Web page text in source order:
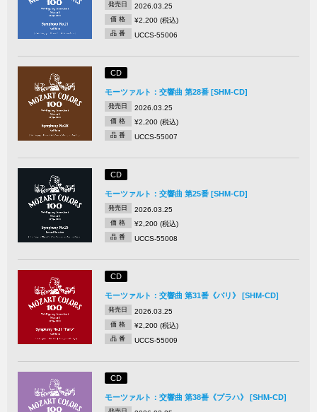
発売日 2026.03.25
価 格 ¥2,200 (税込)
品 番 UCCS-55006
CD
モーツァルト：交響曲 第28番 [SHM-CD]
発売日 2026.03.25
価 格 ¥2,200 (税込)
品 番 UCCS-55007
CD
モーツァルト：交響曲 第25番 [SHM-CD]
発売日 2026.03.25
価 格 ¥2,200 (税込)
品 番 UCCS-55008
CD
モーツァルト：交響曲 第31番《パリ》 [SHM-CD]
発売日 2026.03.25
価 格 ¥2,200 (税込)
品 番 UCCS-55009
CD
モーツァルト：交響曲 第38番《プラハ》 [SHM-CD]